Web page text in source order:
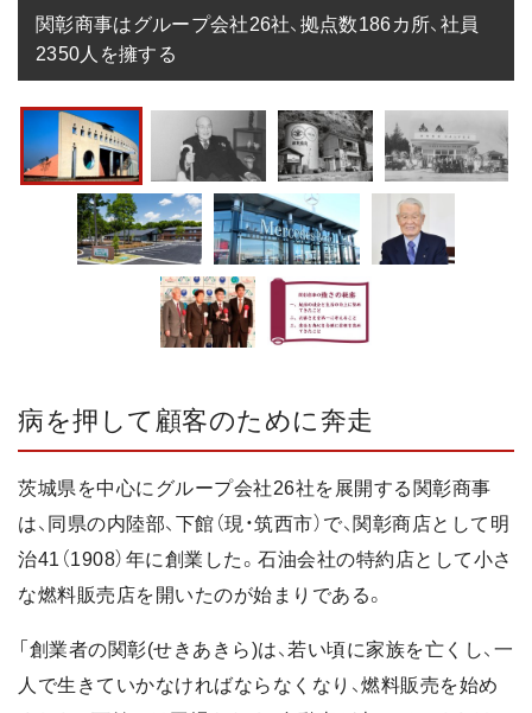
関彰商事はグループ会社26社、拠点数186カ所、社員
2350人を擁する
病を押して顧客のために奔走
茨城県を中心にグループ会社26社を展開する関彰商事
は、同県の内陸部、下館（現・筑西市）で、関彰商店として明
治41（1908）年に創業した。石油会社の特約店として小さ
な燃料販売店を開いたのが始まりである。
「創業者の関彰(せきあきら)は、若い頃に家族を亡くし、一
人で生きていかなければならなくなり、燃料販売を始め